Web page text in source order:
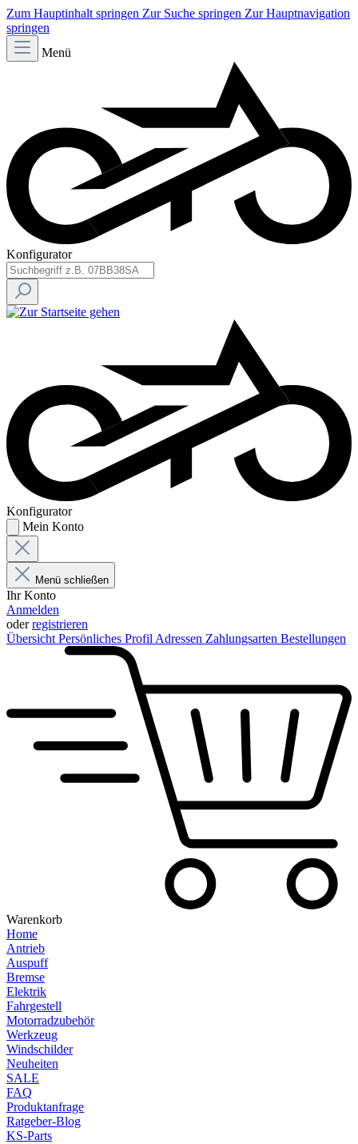
Zum Hauptinhalt springen Zur Suche springen Zur Hauptnavigation
springen
Menü
Konfigurator
Konfigurator
Mein Konto
Menü schließen
Ihr Konto
Anmelden
oderregistrieren
Übersicht Persönliches Profil Adressen Zahlungsarten Bestellungen
Warenkorb
Home
Antrieb
Auspuff
Bremse
Elektrik
Fahrgestell
Motorradzubehör
Werkzeug
Windschilder
Neuheiten
SALE
FAQ
Produktanfrage
Ratgeber-Blog
KS-Parts